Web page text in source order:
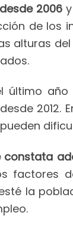
2006
de los
alturas
último
2012.
constata
factores
la